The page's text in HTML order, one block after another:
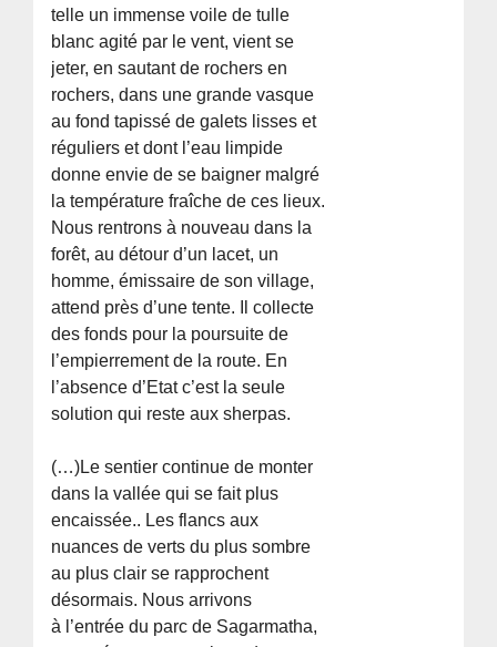
telle un immense voile de tulle
blanc agité par le vent, vient se
jeter, en sautant de rochers en
rochers, dans une grande vasque
au fond tapissé de galets lisses et
réguliers et dont l’eau limpide
donne envie de se baigner malgré
la température fraîche de ces lieux.
Nous rentrons à nouveau dans la
forêt, au détour d’un lacet, un
homme, émissaire de son village,
attend près d’une tente. Il collecte
des fonds pour la poursuite de
l’empierrement de la route. En
l’absence d’Etat c’est la seule
solution qui reste aux sherpas.
(…)Le sentier continue de monter
dans la vallée qui se fait plus
encaissée.. Les flancs aux
nuances de verts du plus sombre
au plus clair se rapprochent
désormais. Nous arrivons
à l’entrée du parc de Sagarmatha,